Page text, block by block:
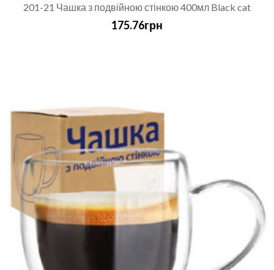
201-21 Чашка з подвійною стінкою 400мл Black cat
175.76грн